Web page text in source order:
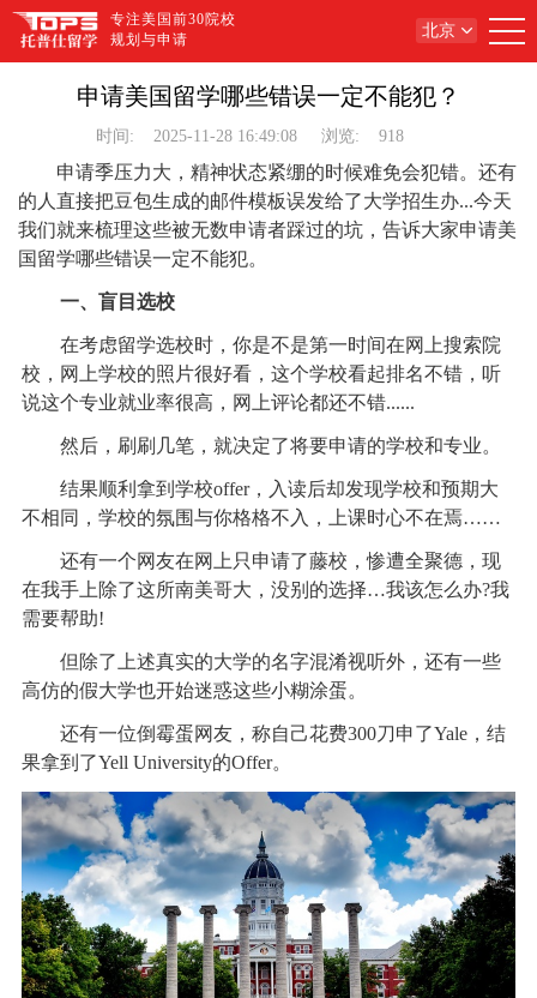
专注美国前30院校
规划与申请
北京
申请美国留学哪些错误一定不能犯？
时间: 2025-11-28 16:49:08 浏览: 918
申请季压力大，精神状态紧绷的时候难免会犯错。还有
的人直接把豆包生成的邮件模板误发给了大学招生办...今天
我们就来梳理这些被无数申请者踩过的坑，告诉大家申请美
国留学哪些错误一定不能犯。
一、盲目选校
在考虑留学选校时，你是不是第一时间在网上搜索院
校，网上学校的照片很好看，这个学校看起排名不错，听
说这个专业就业率很高，网上评论都还不错......
然后，刷刷几笔，就决定了将要申请的学校和专业。
结果顺利拿到学校offer，入读后却发现学校和预期大
不相同，学校的氛围与你格格不入，上课时心不在焉……
还有一个网友在网上只申请了藤校，惨遭全聚德，现
在我手上除了这所南美哥大，没别的选择…我该怎么办?我
需要帮助!
但除了上述真实的大学的名字混淆视听外，还有一些
高仿的假大学也开始迷惑这些小糊涂蛋。
还有一位倒霉蛋网友，称自己花费300刀申了Yale，结
果拿到了Yell University的Offer。